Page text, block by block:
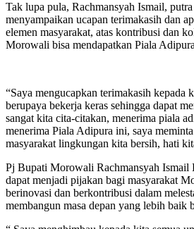
Tak lupa pula, Rachmansyah Ismail,
menyampaikan ucapan terimakasih dan
elemen masyarakat, atas kontribusi dan
Morowali bisa mendapatkan Piala
“Saya mengucapkan terimakasih kepada
berupaya bekerja keras sehingga dapat
sangat kita cita-citakan, menerima piala
menerima Piala Adipura ini, saya
masyarakat lingkungan kita bersih, hati
Pj Bupati Morowali Rachmansyah Ismail
dapat menjadi pijakan bagi masyarakat
berinovasi dan berkontribusi dalam
membangun masa depan yang lebih baik